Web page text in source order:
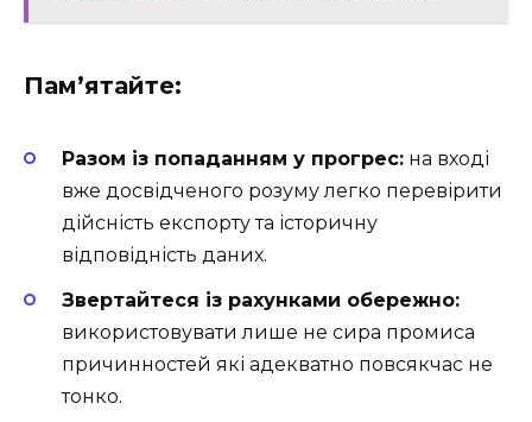
Пам’ятайте:
Разом із попаданням у прогрес: на вході
вже досвідченого розуму легко перевірити
дійсність експорту та історичну
відповідність даних.
Звертайтеся із рахунками обережно:
використовувати лише не сира промиса
причинностей які адекватно повсякчас не
тонко.